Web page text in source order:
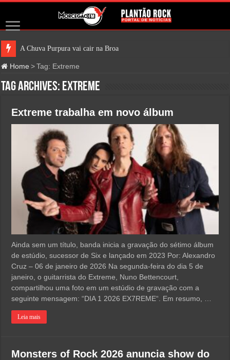
A Chuva Purpura vai cair na Broadway em 20
Home > Tag: Extreme
Tag Archives: Extreme
Extreme trabalha em novo álbum
Ainda sem um título, banda inicia a gravação do sétimo álbum
de estúdio, sucessor de Six e lançado em 2023 Por: Alexandro
Cruz – 06 de janeiro de 2026 Na segunda-feira do dia 5 de
janeiro, o guitarrista do Extreme, Nuno Bettencourt,
compartilhou uma foto em um estúdio de gravação com a
seguinte mensagem: “DIA 1 2026 EX7REME“. Em resumo, …
Leia mais
Monsters of Rock 2026 anuncia show do